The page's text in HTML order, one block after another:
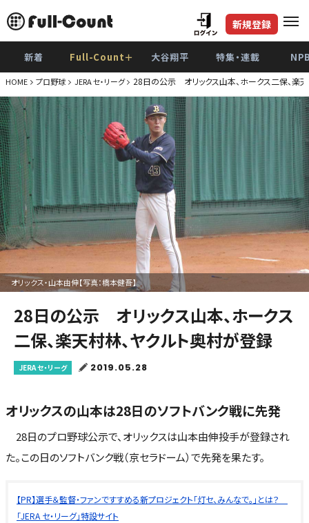
新規登録
新着 Full-Count＋ 大谷翔平 特集・連載
HOME プロ野球 JERA セ・リーグ 28日の公示 オリックス山本、ホークス二保、楽
オリックス・山本由伸【写真：橋本健吾】
28日の公示 オリックス山本、ホークス
二保、楽天村林、ヤクルト奥村が登録
JERA セ・リーグ 2019.05.28
オリックスの山本は28日のソフトバンク戦に先発
28日のプロ野球公示で、オリックスは山本由伸投手が登録され
た。この日のソフトバンク戦（京セラドーム）で先発を果たす。
【PR】選手＆監督・ファンですすめる新プロジェクト「灯セ、みんなで。」とは？
「JERA セ・リーグ」特設サイト